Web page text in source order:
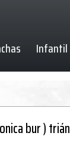
Infantil
bur )